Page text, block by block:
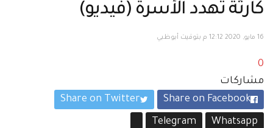
كارثة تهدد الأسرة (فيديو)
16 مايو, 2020 12:12 م بتوقيت أبوظبي
0
مشاركات
Share on Facebook
Share on Twitter
Whatsapp
Telegram